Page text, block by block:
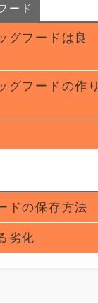
ード
グフードは良
グフードの作り
ドの保存方法
劣化